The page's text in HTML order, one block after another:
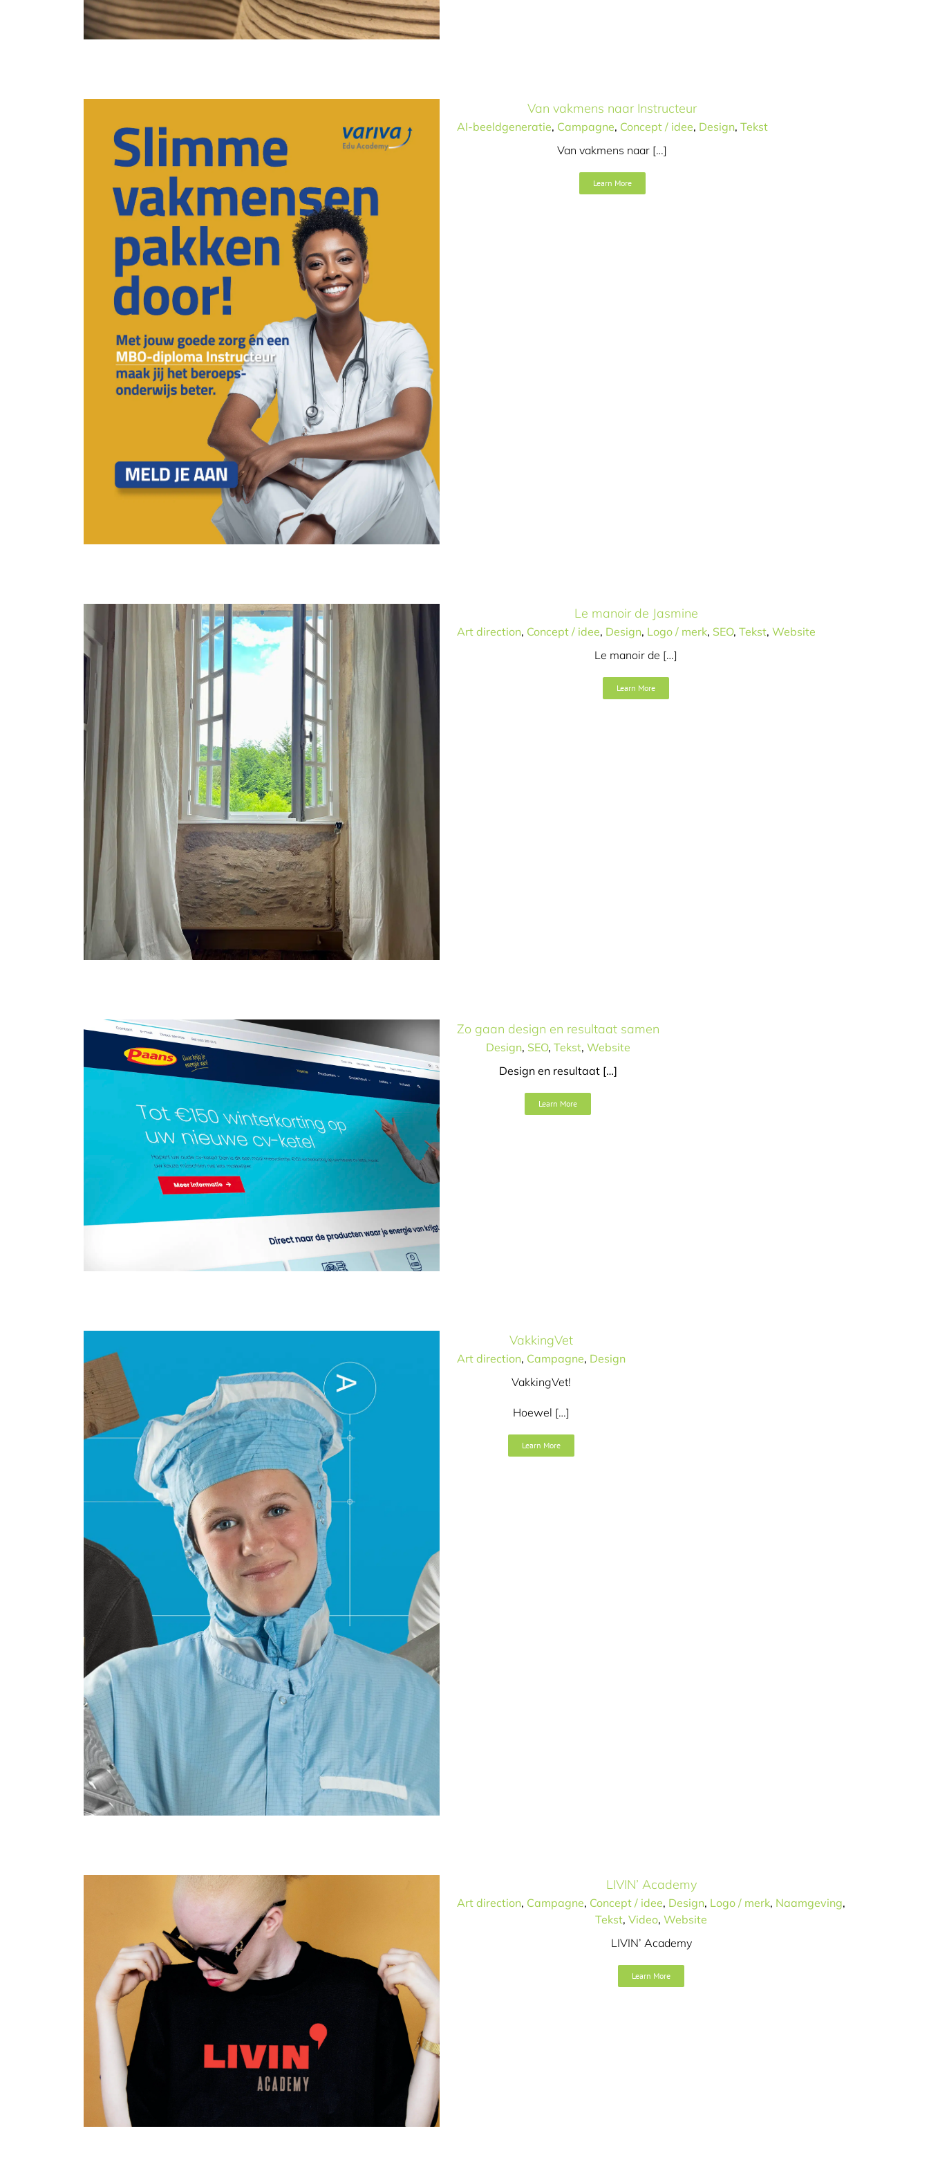
Van vakmens naar Instructeur
AI-beeldgeneratie, Campagne, Concept / idee, Design, Tekst
Van vakmens naar […]
Learn More
Le manoir de Jasmine
Concept / idee Design Logo / merk SEO Tekst Website
Le manoir de Jasmine
Art direction, Concept / idee, Design, Logo / merk, SEO, Tekst, Website
Le manoir de […]
Learn More
Zo gaan design en resultaat
samen
Zo gaan design en resultaat samen
Design, SEO, Tekst, Website
Design en resultaat […]
Learn More
VakkingVet
Art direction Campagne Design
VakkingVet
Art direction, Campagne, Design
VakkingVet!
Hoewel […]
Learn More
LIVIN’ Academy
Art direction Campagne Concept / idee Design Logo / merk Naamgeving
Tekst
Video
Website
LIVIN’ Academy
Art direction, Campagne, Concept / idee, Design, Logo / merk, Naamgeving,
Tekst, Video, Website
LIVIN’ Academy
Learn More
Langzaam wordt ‘Make It
Jazz’ een merk
Art direction Campagne Concept / idee Design Website